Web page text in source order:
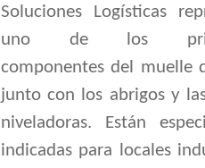
Soluciones Logísticas
uno de los
componentes del muelle
junto con los abrigos y
niveladoras. Están
indicadas para locales